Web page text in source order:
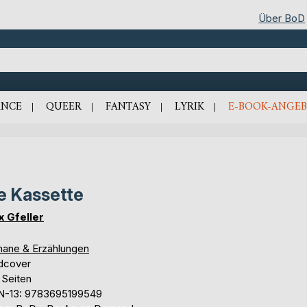
Über BoD
QUEER FANTASY LYRIK E-BOOK-
Kassette
Gfeller
& Erzählungen
13: 9783695199549